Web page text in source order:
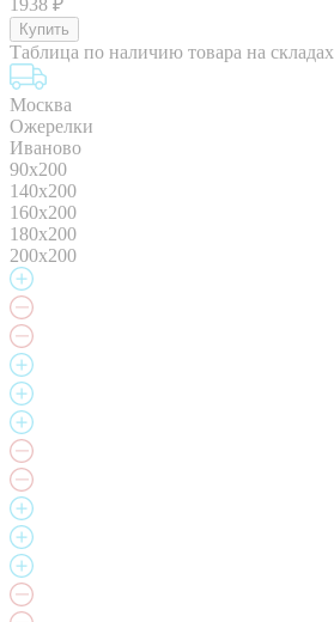
Таблица по наличию товара на складах
Москва
Ожерелки
Иваново
90x200
140х200
160x200
180x200
200x200